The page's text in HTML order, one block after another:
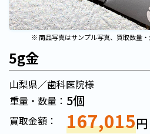
※ 商品写真はサンプル写真、買取数量・
5g金
山梨県／歯科医院様
重量・数量： 5個
買取金額： 167,015円